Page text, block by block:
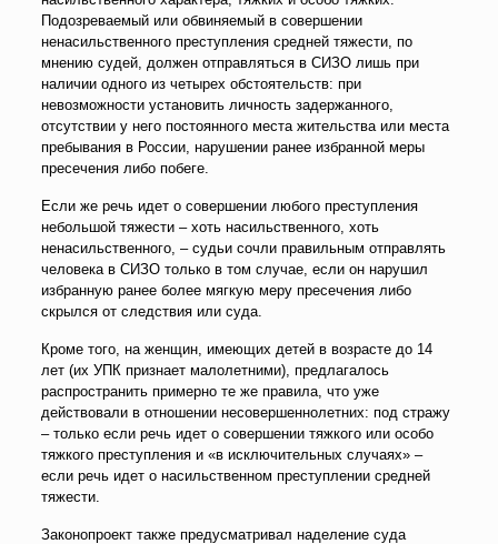
Подозреваемый или обвиняемый в совершении
ненасильственного преступления средней тяжести, по
мнению судей, должен отправляться в СИЗО лишь при
наличии одного из четырех обстоятельств: при
невозможности установить личность задержанного,
отсутствии у него постоянного места жительства или места
пребывания в России, нарушении ранее избранной меры
пресечения либо побеге.
Если же речь идет о совершении любого преступления
небольшой тяжести – хоть насильственного, хоть
ненасильственного, – судьи сочли правильным отправлять
человека в СИЗО только в том случае, если он нарушил
избранную ранее более мягкую меру пресечения либо
скрылся от следствия или суда.
Кроме того, на женщин, имеющих детей в возрасте до 14
лет (их УПК признает малолетними), предлагалось
распространить примерно те же правила, что уже
действовали в отношении несовершеннолетних: под стражу
– только если речь идет о совершении тяжкого или особо
тяжкого преступления и «в исключительных случаях» –
если речь идет о насильственном преступлении средней
тяжести.
Законопроект также предусматривал наделение суда